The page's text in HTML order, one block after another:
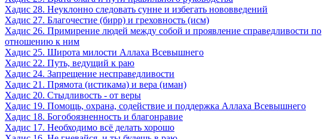
Хадис 28. Неуклонно следовать сунне и избегать нововведений
Хадис 27. Благочестие (бирр) и греховность (исм)
Хадис 26. Примирение людей между собой и проявление справедливости по
отношению к ним
Хадис 25. Широта милости Аллаха Всевышнего
Хадис 22. Путь, ведущий к раю
Хадис 24. Запрещение несправедливости
Хадис 21. Прямота (истикама) и вера (иман)
Хадис 20. Стыдливость - от веры
Хадис 19. Помощь, охрана, содействие и поддержка Аллаха Всевышнего
Хадис 18. Богобоязненность и благонравие
Хадис 17. Необходимо всё делать хорошо